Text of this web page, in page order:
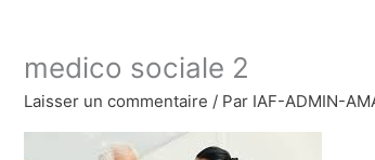
medico sociale 2
Laisser un commentaire / Par IAF-ADMIN-